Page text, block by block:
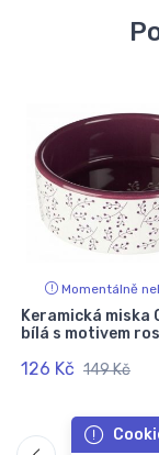
Momentálně
Keramická miska
bílá s motivem
126 Kč 149 Kč